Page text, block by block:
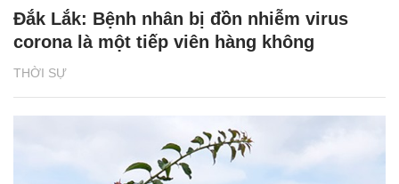
THỜI SỰ
Đắk Lắk: Bệnh nhân bị đồn nhiễm virus
corona là một tiếp viên hàng không